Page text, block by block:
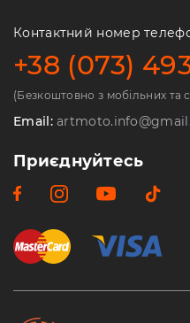
Контактний номер
+38 (073)
(Безкоштовно з мобільних та
Email:
Приєднуйтесь